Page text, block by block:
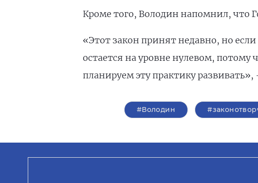
Кроме того, Володин напомнил, что
«Этот закон принят недавно, но
остается на уровне нулевом,
планируем эту практику
#Володин